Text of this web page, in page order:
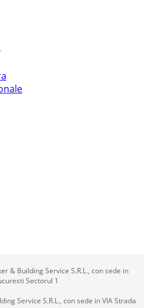
& Building Service S.R.L., con sede in
Sectorul 1
Service S.R.L., con sede in VIA Strada